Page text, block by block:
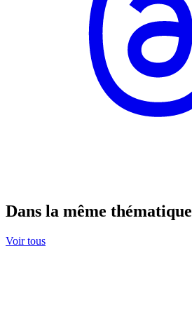
Dans la même thématique
Voir tous